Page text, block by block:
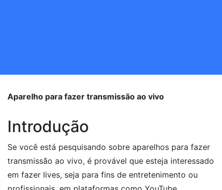
Aparelho para fazer transmissão ao vivo
Introdução
Se você está pesquisando sobre aparelhos para fazer
transmissão ao vivo, é provável que esteja interessado
em fazer lives, seja para fins de entretenimento ou